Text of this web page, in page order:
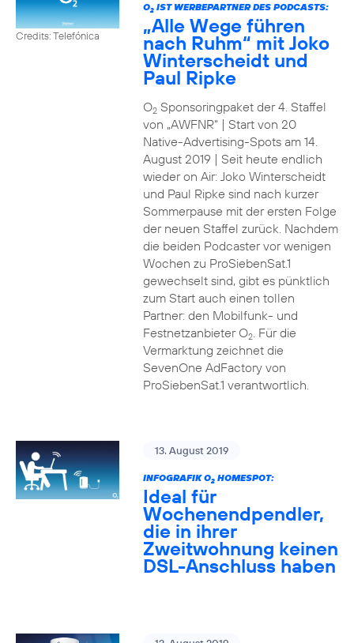
Credits: Telefónica
O2IST WERBEPARTNER DES PODCASTS:
„Alle Wege führen
nach Ruhm“ mit Joko
Winterscheidt und
Paul Ripke
O2Sponsoringpaket der 4. Staffel
von „AWFNR“ | Start von 20
Native-Advertising-Spots am 14.
August 2019 | Seit heute endlich
wieder on Air: Joko Winterscheidt
und Paul Ripke sind nach kurzer
Sommerpause mit der ersten Folge
der neuen Staffel zurück. Nachdem
die beiden Podcaster vor wenigen
Wochen zu ProSiebenSat.1
gewechselt sind, gibt es pünktlich
zum Start auch einen tollen
Partner: den Mobilfunk- und
Festnetzanbieter O2. Für die
Vermarktung zeichnet die
SevenOne AdFactory von
ProSiebenSat.1 verantwortlich.
13. August 2019
INFOGRAFIK O2HOMESPOT:
Ideal für
Wochenendpendler,
die in ihrer
Zweitwohnung keinen
DSL-Anschluss haben